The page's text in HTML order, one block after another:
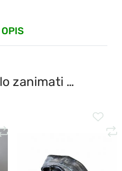
OPIS
zanimati …